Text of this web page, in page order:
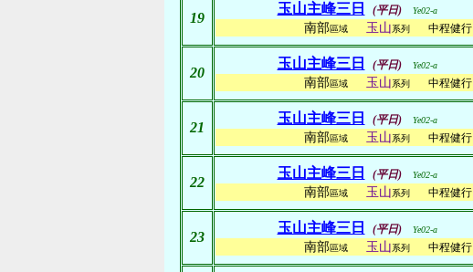
19
玉山主峰三日 (平日) Ye02-a
南部區域 玉山系列 中程健行
20
玉山主峰三日 (平日) Ye02-a
南部區域 玉山系列 中程健行
21
玉山主峰三日 (平日) Ye02-a
南部區域 玉山系列 中程健行
22
玉山主峰三日 (平日) Ye02-a
南部區域 玉山系列 中程健行
23
玉山主峰三日 (平日) Ye02-a
南部區域 玉山系列 中程健行